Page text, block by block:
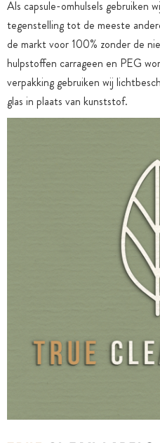
Als capsule-omhulsels gebruiken
tegenstelling tot de meeste
de markt voor 100% zonder de
hulpstoffen carrageen en PEG
verpakking gebruiken wij
glas in plaats van kunststof.